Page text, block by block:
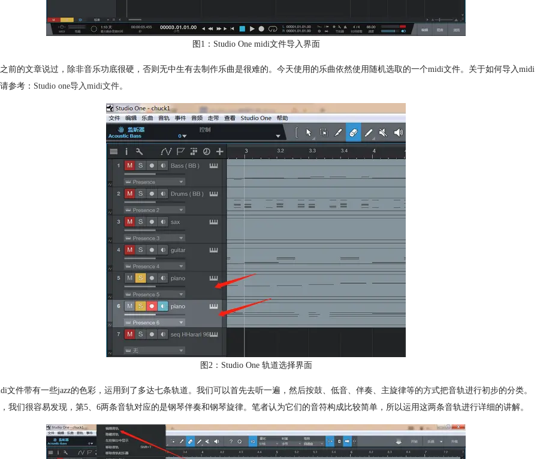
图1：Studio One midi文件导入界面
前的文章说过，除非音乐功底很硬，否则无中生有去制作乐曲是很难的。今天使用的乐曲依然使用随机选取的一个midi文件。关于如何导入midi
参考： Studio one导入midi文件。
图2：Studio One 轨道选择界面
文件带有一些jazz的色彩，运用到了多达七条轨道。我们可以首先去听一遍，然后按鼓、低音、伴奏、主旋律等的方式把音轨进行初步的分类。
我们很容易发现，第5、6两条音轨对应的是钢琴伴奏和钢琴旋律。笔者认为它们的音符构成比较简单，所以运用这两条音轨进行详细的讲解。